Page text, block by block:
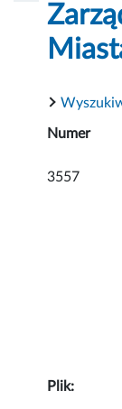
Numer
3557
Plik: